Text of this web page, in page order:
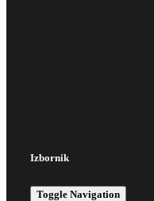
Izbornik
Toggle Navigation